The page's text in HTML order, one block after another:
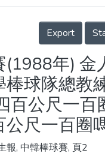
Details
Export
(1988年) 金
棒球隊總教
百公尺一百
尺一百圈
報, 中韓棒球賽, 頁2